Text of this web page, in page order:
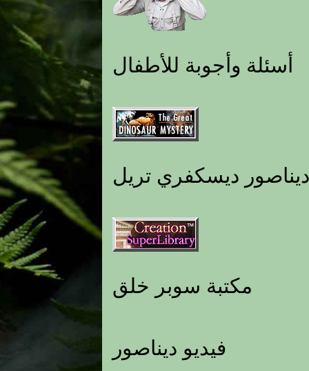
أسئلة وأجوبة للأطفال
ديناصور ديسكفري تريل
مكتبة سوبر خلق
فيديو ديناصور